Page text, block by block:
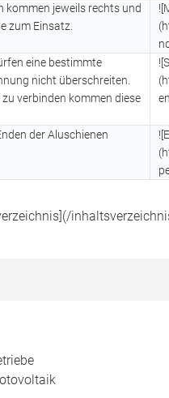
kommen jeweils rechts und
zum Einsatz.
eine bestimmte
nicht überschreiten.
verbinden kommen diese
der Aluschienen